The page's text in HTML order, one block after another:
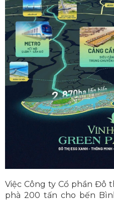
Việc Công ty Cổ phần Đô
phà 200 tấn cho bến